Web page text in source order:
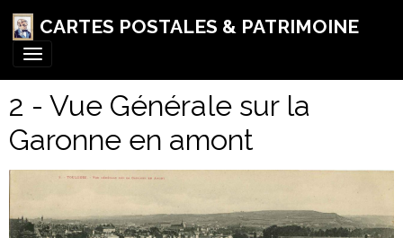
CARTES POSTALES & PATRIMOINE
2 - Vue Générale sur la
Garonne en amont